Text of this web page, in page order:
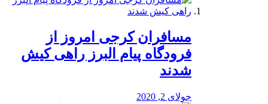
مسافران کرجی امروز از
فرودگاه پیام البرز راهی کیش
شدند
جولای 2, 2020